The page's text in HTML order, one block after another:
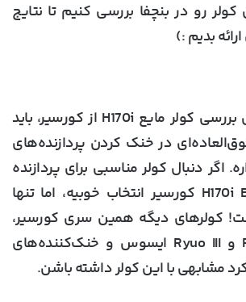
کولر رو در بنچفا بررسی کنیم تا نتایج
بدیم :)
به عنوان جمع‌بندی بررسی کولر مایع H170i از کورسیر، باید
در خنک کردن پردازنده‌های
اگر دنبال کولر مناسبی برای پردازنده
بالارده دارید، H170i Elite کورسیر انتخاب خوبیه، اما تنها
کولرهای دیگه همین سری کورسیر،
کولرهای Ryujin II و Ryuo III ایسوس و خنک‌کننده‌های
مشابهی با این کولر داشته باشن.